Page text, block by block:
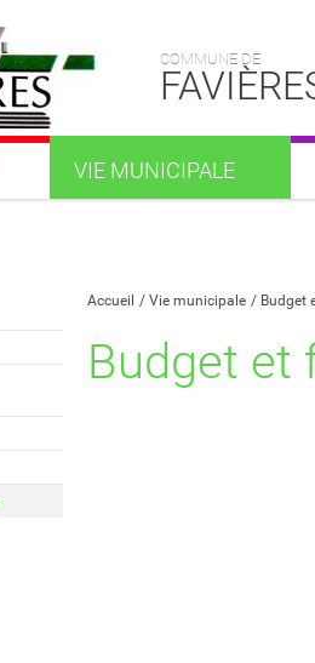
COMMUNE DE
VIE MUNICIPALE
Accueil Vie municipale Budget
Budget et